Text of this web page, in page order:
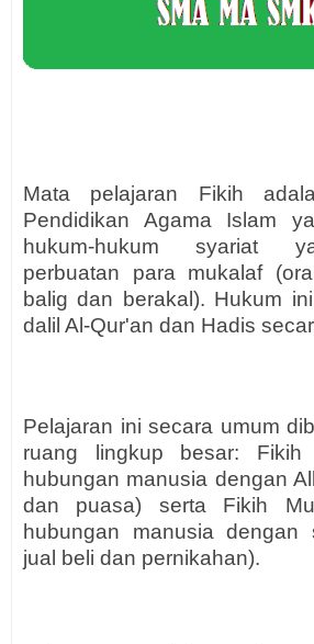
Mata pelajaran Fikih
Pendidikan Agama Islam
hukum-hukum syariat
perbuatan para mukalaf
balig dan berakal). Hukum
dalil Al-Qur'an dan Hadis
Pelajaran ini secara umum
ruang lingkup besar: Fikih
hubungan manusia dengan
dan puasa) serta Fikih
hubungan manusia dengan
jual beli dan pernikahan).